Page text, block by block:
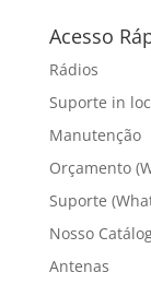
Acesso
Rádios
Suporte in
Manutenção
Orçamento
Suporte
Nosso
Antenas